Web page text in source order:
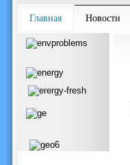
Главная Новости